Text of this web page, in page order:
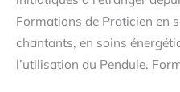
Formations de Praticien en
chantants, en soins
l’utilisation du Pendule.